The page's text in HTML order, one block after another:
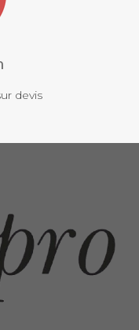
devis